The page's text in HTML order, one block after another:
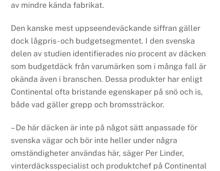
av mindre kända fabrikat.
Den kanske mest uppseendeväckande siffran gäller
dock lågpris- och budgetsegmentet. I den svenska
delen av studien identifierades nio procent av däcken
som budgetdäck från varumärken som i många fall är
okända även i branschen. Dessa produkter har enligt
Continental ofta bristande egenskaper på snö och is,
både vad gäller grepp och bromssträckor.
– De här däcken är inte på något sätt anpassade för
svenska vägar och bör inte heller under några
omständigheter användas här, säger Per Linder,
vinterdäcksspecialist och produktchef på Continental